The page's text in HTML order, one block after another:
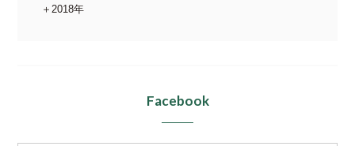
2018年
Facebook